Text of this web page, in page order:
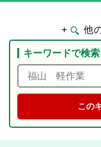
+ 他
キーワードで検索